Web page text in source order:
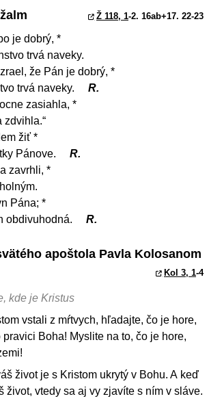
Ž 118, 1-2. 16ab+17. 22-23
je dobrý, *
trvá naveky.
že Pán je dobrý, *
trvá naveky.
R.
zasiahla, *
zdvihla.“
žiť *
Pánove.
R.
zavrhli, *
Pána; *
obdivuhodná.
R.
apoštola Pavla Kolosanom
Kol 3, 1-4
kde je Kristus
vstali z mŕtvych, hľadajte, čo je hore,
Boha! Myslite na to, čo je hore,
život je s Kristom ukrytý v Bohu. A keď
život, vtedy sa aj vy zjavíte s ním v sláve.